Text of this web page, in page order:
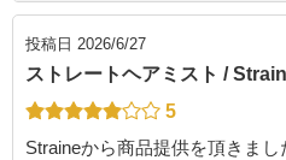
投稿日 2026/6/27
ストレートヘアミスト /
5
Straineから商品提供を頂きまし